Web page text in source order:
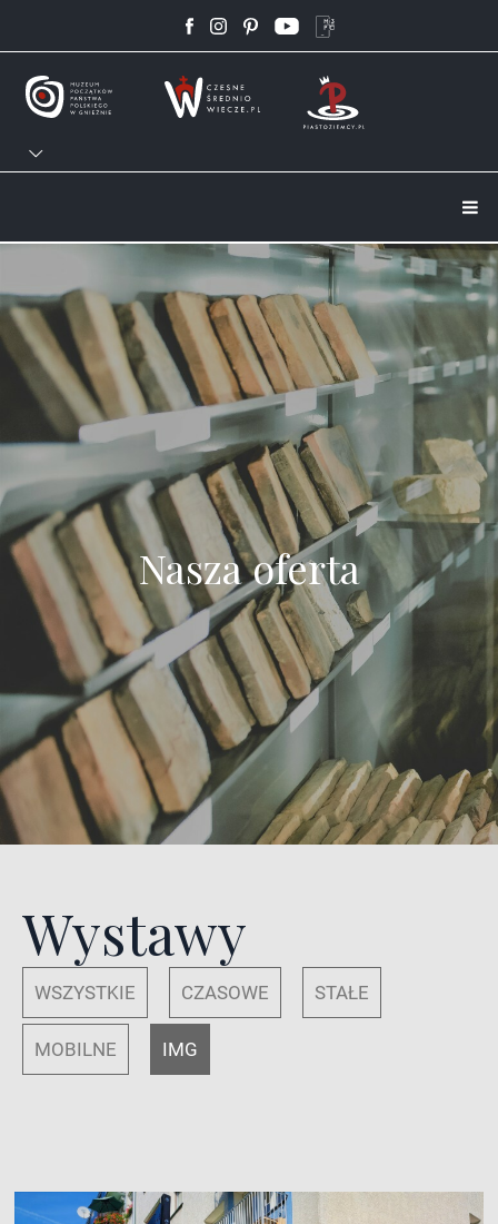
Nasza oferta
Wystawy
WSZYSTKIE CZASOWE STAŁE
MOBILNE IMG